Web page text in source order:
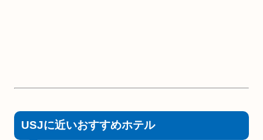
USJに近いおすすめホテル